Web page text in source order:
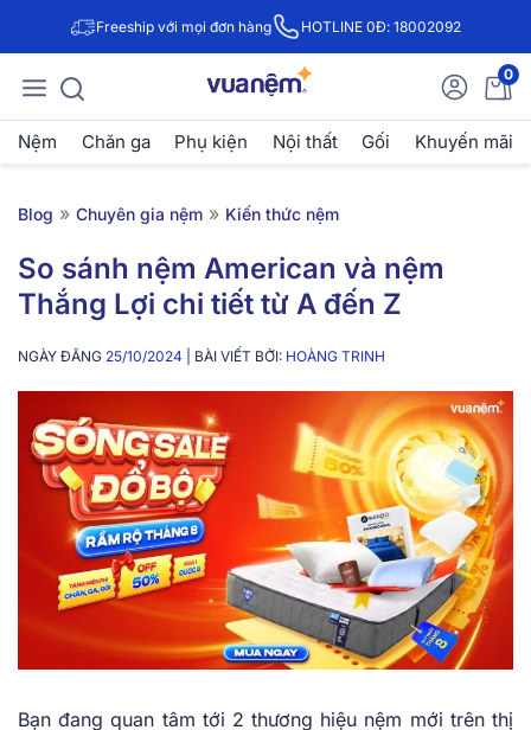
Freeship với mọi đơn hàng HOTLINE 0Đ: 18002092
0
Nệm Chăn ga Phụ kiện Nội thất Gối Khuyến mãi
Blog » Chuyên gia nệm » Kiến thức nệm
So sánh nệm American và nệm
Thắng Lợi chi tiết từ A đến Z
NGÀY ĐĂNG 25/10/2024 | BÀI VIẾT BỞI: HOÀNG TRINH
Bạn đang quan tâm tới 2 thương hiệu nệm mới trên thị